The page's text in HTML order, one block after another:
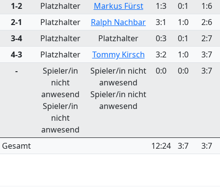
1-2 Platzhalter Markus Fürst 1:3 0:1
1:6
2-1
Platzhalter Ralph Nachbar 3:1 1:0
2:6
3-4
Platzhalter Platzhalter 0:3 0:1
2:7
4-3
Platzhalter Tommy Kirsch 3:2 1:0
3:7
-
Spieler/in
nicht
anwesend
Spieler/in
nicht
anwesend
Spieler/in nicht
anwesend
Spieler/in nicht
anwesend
0:0 0:0 3:7
Gesamt 12:24 3:7 3:7